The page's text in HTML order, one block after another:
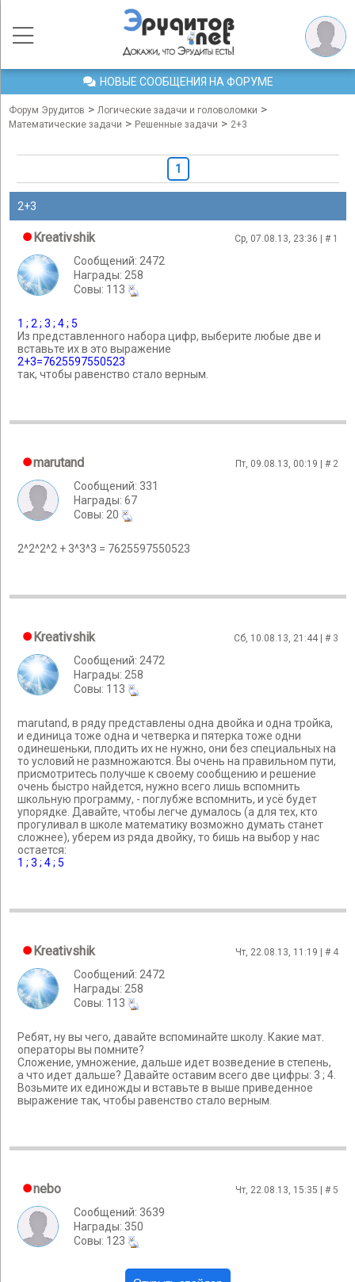
НОВЫЕ СООБЩЕНИЯ НА ФОРУМЕ
Форум Эрудитов > Логические задачи и головоломки >
Математические задачи > Решенные задачи > 2+3
1
2+3
Kreativshik Ср, 07.08.13, 23:36 | # 1
Сообщений: 2472
Награды: 258
Cовы: 113
1 ; 2 ; 3 ; 4 ; 5
Из представленного набора цифр, выберите любые две и
вставьте их в это выражение
2+3=7625597550523
так, чтобы равенство стало верным.
marutand Пт, 09.08.13, 00:19 | # 2
Сообщений: 331
Награды: 67
Cовы: 20
2^2^2^2 + 3^3^3 = 7625597550523
Kreativshik Сб, 10.08.13, 21:44 | # 3
Сообщений: 2472
Награды: 258
Cовы: 113
marutand, в ряду представлены одна двойка и одна тройка,
и единица тоже одна и четверка и пятерка тоже одни
одинешеньки, плодить их не нужно, они без специальных на
то условий не размножаются. Вы очень на правильном пути,
присмотритесь получше к своему сообщению и решение
очень быстро найдется, нужно всего лишь вспомнить
школьную программу, - поглубже вспомнить, и усё будет
упорядке. Давайте, чтобы легче думалось (а для тех, кто
прогуливал в школе математику возможно думать станет
сложнее), уберем из ряда двойку, то бишь на выбор у нас
остается:
1 ; 3 ; 4 ; 5
Kreativshik Чт, 22.08.13, 11:19 | # 4
Сообщений: 2472
Награды: 258
Cовы: 113
Ребят, ну вы чего, давайте вспоминайте школу. Какие мат.
операторы вы помните?
Сложение, умножение, дальше идет возведение в степень,
а что идет дальше? Давайте оставим всего две цифры: 3 ; 4.
Возьмите их единожды и вставьте в выше приведенное
выражение так, чтобы равенство стало верным.
nebo Чт, 22.08.13, 15:35 | #5
Сообщений: 3639
Награды: 350
Cовы: 123